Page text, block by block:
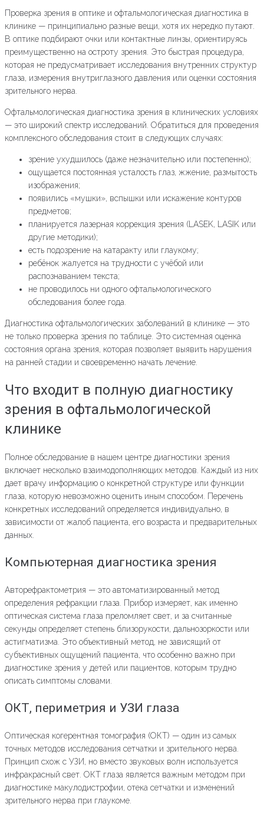
Проверка зрения в оптике и офтальмологическая диагностика в
клинике — принципиально разные вещи, хотя их нередко путают.
В оптике подбирают очки или контактные линзы, ориентируясь
преимущественно на остроту зрения. Это быстрая процедура,
которая не предусматривает исследования внутренних структур
глаза, измерения внутриглазного давления или оценки состояния
зрительного нерва.
Офтальмологическая диагностика зрения в клинических условиях
— это широкий спектр исследований. Обратиться для проведения
комплексного обследования стоит в следующих случаях:
зрение ухудшилось (даже незначительно или постепенно);
ощущается постоянная усталость глаз, жжение, размытость
изображения;
появились «мушки», вспышки или искажение контуров
предметов;
планируется лазерная коррекция зрения (LASEK, LASIK или
другие методики);
есть подозрение на катаракту или глаукому;
ребёнок жалуется на трудности с учёбой или
распознаванием текста;
не проводилось ни одного офтальмологического
обследования более года.
Диагностика офтальмологических заболеваний в клинике — это
не только проверка зрения по таблице. Это системная оценка
состояния органа зрения, которая позволяет выявить нарушения
на ранней стадии и своевременно начать лечение.
Что входит в полную диагностику
зрения в офтальмологической
клинике
Полное обследование в нашем центре диагностики зрения
включает несколько взаимодополняющих методов. Каждый из них
дает врачу информацию о конкретной структуре или функции
глаза, которую невозможно оценить иным способом. Перечень
конкретных исследований определяется индивидуально, в
зависимости от жалоб пациента, его возраста и предварительных
данных.
Компьютерная диагностика зрения
Авторефрактометрия — это автоматизированный метод
определения рефракции глаза. Прибор измеряет, как именно
оптическая система глаза преломляет свет, и за считанные
секунды определяет степень близорукости, дальнозоркости или
астигматизма. Это объективный метод, не зависящий от
субъективных ощущений пациента, что особенно важно при
диагностике зрения у детей или пациентов, которым трудно
описать симптомы словами.
ОКТ, периметрия и УЗИ глаза
Оптическая когерентная томография (ОКТ) — один из самых
точных методов исследования сетчатки и зрительного нерва.
Принцип схож с УЗИ, но вместо звуковых волн используется
инфракрасный свет. ОКТ глаза является важным методом при
диагностике макулодистрофии, отека сетчатки и изменений
зрительного нерва при глаукоме.